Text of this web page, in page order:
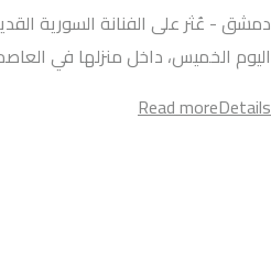
دمشق - عُثر على الفنانة السورية
اليوم الخميس، داخل منزلها في
Read moreDetails